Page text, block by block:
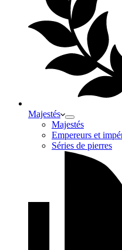
Majestés
Majestés
Empereurs et
Séries de pierres